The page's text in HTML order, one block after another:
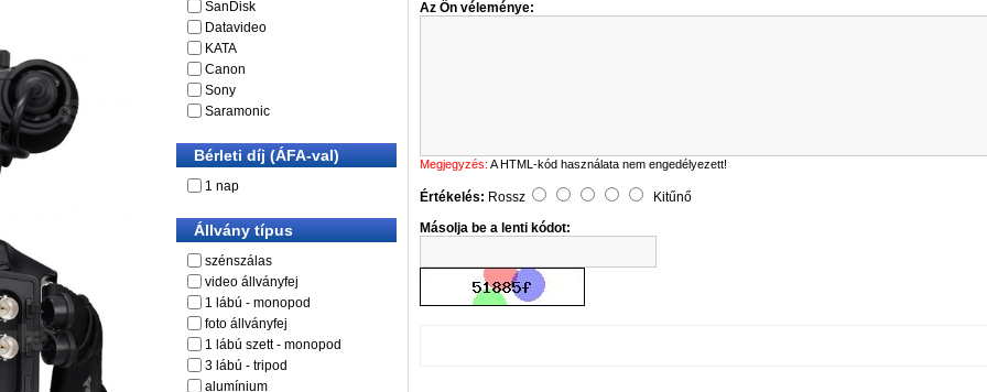
SanDisk
Datavideo
KATA
Canon
Sony
Saramonic
Bérleti díj (ÁFA-val)
1 nap
Állvány típus
szénszálas
video állványfej
1 lábú - monopod
foto állványfej
1 lábú szett - monopod
3 lábú - tripod
alumínium
Az Ön véleménye:
Megjegyzés: A HTML-kód használata nem engedélyezett!
Értékelés: Rossz
Kitűnő
Másolja be a lenti kódot: